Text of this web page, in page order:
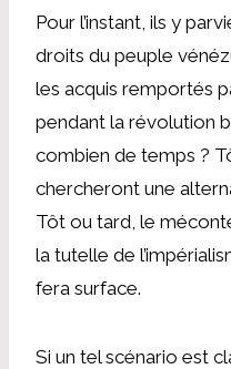
Pour l’instant, ils y
droits du peuple
les acquis remportés
pendant la révolution
combien de temps ?
chercheront une
Tôt ou tard, le
la tutelle de
fera surface.
Si un tel scénario est